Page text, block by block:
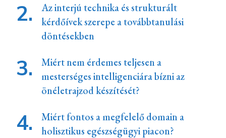
Az interjú technika és strukturált
kérdőívek szerepe a továbbtanulási
döntésekben
Miért nem érdemes teljesen a
mesterséges intelligenciára bízni az
önéletrajzod készítését?
Miért fontos a megfelelő domain a
holisztikus egészségügyi piacon?